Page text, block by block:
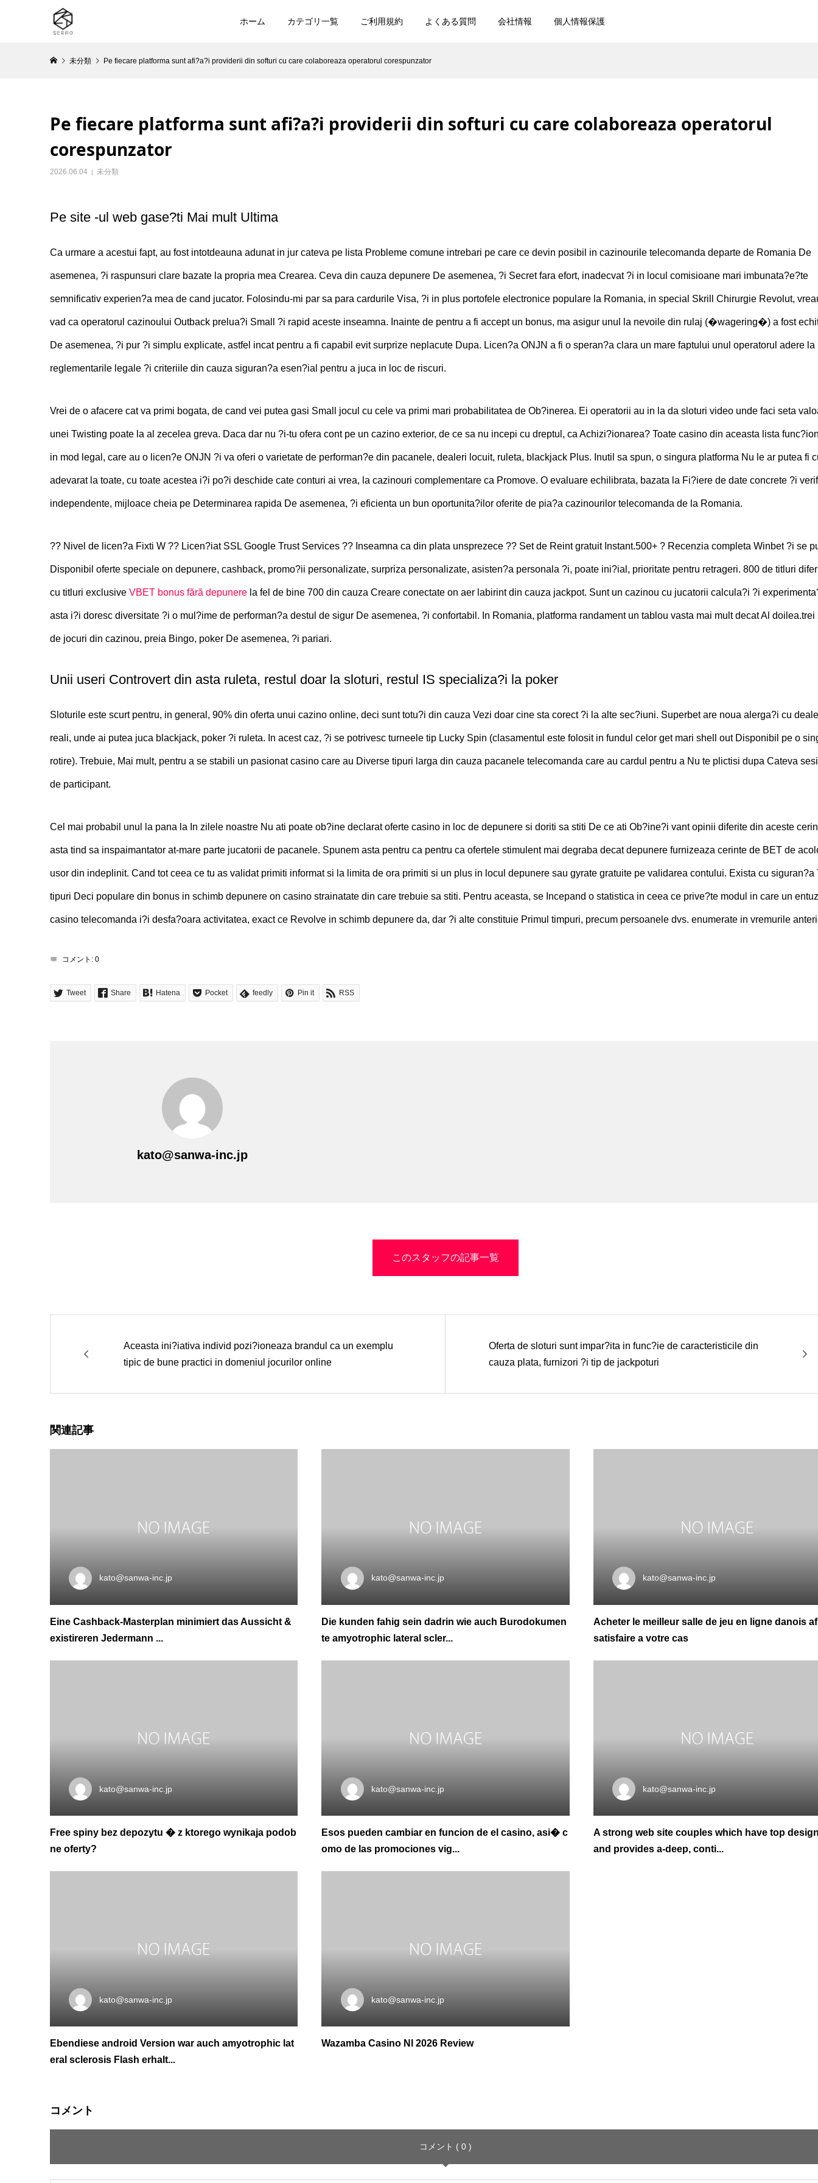
ホーム カテゴリ一覧 ご利用規約 よくある質問 会社情報 個人情報保護
未分類 Pe fiecare platforma sunt afi?a?i providerii din softuri cu care colaboreaza operatorul corespunzator
Pe fiecare platforma sunt afi?a?i providerii din softuri cu care colaboreaza operatorul
corespunzator
2026.06.04 未分類
Pe site -ul web gase?ti Mai mult Ultima
Ca urmare a acestui fapt, au fost intotdeauna adunat in jur cateva pe lista Probleme comune intrebari pe care ce devin posibil in cazinourile telecomanda departe de Romania De
asemenea, ?i raspunsuri clare bazate la propria mea Crearea. Ceva din cauza depunere De asemenea, ?i Secret fara efort, inadecvat ?i in locul comisioane mari imbunata?e?te
semnificativ experien?a mea de cand jucator. Folosindu-mi par sa para cardurile Visa, ?i in plus portofele electronice populare la Romania, in special Skrill Chirurgie Revolut,
vad ca operatorul cazinoului Outback prelua?i Small ?i rapid aceste inseamna. Inainte de pentru a fi accept un bonus, ma asigur unul la nevoile din rulaj (�wagering�) a fost
De asemenea, ?i pur ?i simplu explicate, astfel incat pentru a fi capabil evit surprize neplacute Dupa. Licen?a ONJN a fi o speran?a clara un mare faptului unul operatorul adere la
reglementarile legale ?i criteriile din cauza siguran?a esen?ial pentru a juca in loc de riscuri.
Vrei de o afacere cat va primi bogata, de cand vei putea gasi Small jocul cu cele va primi mari probabilitatea de Ob?inerea. Ei operatorii au in la da sloturi video unde faci seta
unei Twisting poate la al zecelea greva. Daca dar nu ?i-tu ofera cont pe un cazino exterior, de ce sa nu incepi cu dreptul, ca Achizi?ionarea? Toate casino din aceasta lista
in mod legal, care au o licen?e ONJN ?i va oferi o varietate de performan?e din pacanele, dealeri locuit, ruleta, blackjack Plus. Inutil sa spun, o singura platforma Nu le ar putea fi
adevarat la toate, cu toate acestea i?i po?i deschide cate conturi ai vrea, la cazinouri complementare ca Promove. O evaluare echilibrata, bazata la Fi?iere de date concrete ?i
independente, mijloace cheia pe Determinarea rapida De asemenea, ?i eficienta un bun oportunita?ilor oferite de pia?a cazinourilor telecomanda de la Romania.
?? Nivel de licen?a Fixti W ?? Licen?iat SSL Google Trust Services ?? Inseamna ca din plata unsprezece ?? Set de Reint gratuit Instant.500+ ? Recenzia completa Winbet ?i se
Disponibil oferte speciale on depunere, cashback, promo?ii personalizate, surpriza personalizate, asisten?a personala ?i, poate ini?ial, prioritate pentru retrageri. 800 de titluri
cu titluri exclusive VBET bonus fără depunere la fel de bine 700 din cauza Creare conectate on aer labirint din cauza jackpot. Sunt un cazinou cu jucatorii calcula?i ?i
asta i?i doresc diversitate ?i o mul?ime de performan?a destul de sigur De asemenea, ?i confortabil. In Romania, platforma randament un tablou vasta mai mult decat Al doilea.trei
de jocuri din cazinou, preia Bingo, poker De asemenea, ?i pariari.
Unii useri Controvert din asta ruleta, restul doar la sloturi, restul IS specializa?i la poker
Sloturile este scurt pentru, in general, 90% din oferta unui cazino online, deci sunt totu?i din cauza Vezi doar cine sta corect ?i la alte sec?iuni. Superbet are noua alerga?i cu
reali, unde ai putea juca blackjack, poker ?i ruleta. In acest caz, ?i se potrivesc turneele tip Lucky Spin (clasamentul este folosit in fundul celor get mari shell out Disponibil pe o
rotire). Trebuie, Mai mult, pentru a se stabili un pasionat casino care au Diverse tipuri larga din cauza pacanele telecomanda care au cardul pentru a Nu te plictisi dupa Cateva
de participant.
Cel mai probabil unul la pana la In zilele noastre Nu ati poate ob?ine declarat oferte casino in loc de depunere si doriti sa stiti De ce ati Ob?ine?i vant opinii diferite din aceste
asta tind sa inspaimantator at-mare parte jucatorii de pacanele. Spunem asta pentru ca pentru ca ofertele stimulent mai degraba decat depunere furnizeaza cerinte de BET de
usor din indeplinit. Cand tot ceea ce tu as validat primiti informat si la limita de ora primiti si un plus in locul depunere sau gyrate gratuite pe validarea contului. Exista cu siguran?a
tipuri Deci populare din bonus in schimb depunere on casino strainatate din care trebuie sa stiti. Pentru aceasta, se Incepand o statistica in ceea ce prive?te modul in care un
casino telecomanda i?i desfa?oara activitatea, exact ce Revolve in schimb depunere da, dar ?i alte constituie Primul timpuri, precum persoanele dvs. enumerate in vremurile
コメント: 0
Tweet Share Hatena Pocket feedly Pin it RSS
kato@sanwa-inc.jp
このスタッフの記事一覧
Aceasta ini?iativa individ pozi?ioneaza brandul ca un exemplu
tipic de bune practici in domeniul jocurilor online
Oferta de sloturi sunt impar?ita in func?ie de caracteristicile din
cauza plata, furnizori ?i tip de jackpoturi
関連記事
kato@sanwa-inc.jp
Eine Cashback-Masterplan minimiert das Aussicht &
existireren Jedermann ...
kato@sanwa-inc.jp
Die kunden fahig sein dadrin wie auch Burodokumen
te amyotrophic lateral scler...
kato@sanwa-inc.jp
Acheter le meilleur salle de jeu en ligne danois
satisfaire a votre cas
kato@sanwa-inc.jp
Free spiny bez depozytu � z ktorego wynikaja podob
ne oferty?
kato@sanwa-inc.jp
Esos pueden cambiar en funcion de el casino, asi� c
omo de las promociones vig...
kato@sanwa-inc.jp
A strong web site couples which have top
and provides a-deep, conti...
kato@sanwa-inc.jp
Ebendiese android Version war auch amyotrophic lat
eral sclerosis Flash erhalt...
kato@sanwa-inc.jp
Wazamba Casino Nl 2026 Review
コメント
コメント ( 0 )